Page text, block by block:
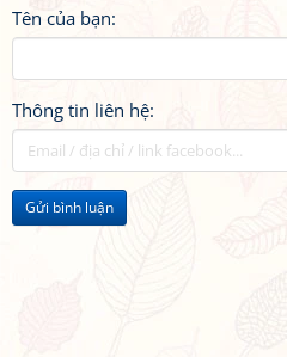
Tên của bạn:
Thông tin liên hệ:
Gửi bình luận